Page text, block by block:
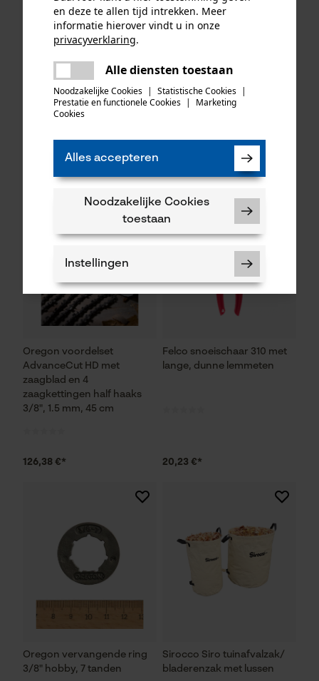
KOX zaagkettingen half
haaks 325", 1.6 mm, 74
aandrijfschakels, 3 stuks
Oregon ringtandwiel 325, 7
tanden incl. aandrijfring bijv.
geschikt voor Husqvarna
Oregon voordelset
AdvanceCut HD met
zaagblad en 4
zaagkettingen half haaks
3/8", 1.5 mm, 45 cm
126,38 €*
Felco snoeischaar 310 met
lange, dunne lemmeten
20,23 €*
Oregon vervangende ring
3/8" hobby, 7 tanden
Sirocco Siro tuinafvalzak/
bladerenzak met lussen
en deze te allen tijd intrekken. Meer
informatie hierover vindt u in onze
privacyverklaring.
Alle diensten toestaan
Noodzakelijke Cookies | Statistische Cookies |
Prestatie en functionele Cookies |
Marketing
Cookies
Alles accepteren
Noodzakelijke Cookies
toestaan
Instellingen
Noodzakelijke Cookies
Econda Tag Manager
Mouseflow Web Analytics Tool
Er is een fout opgetreden. Gelieve
het opnieuw te proberen.
delen
mail